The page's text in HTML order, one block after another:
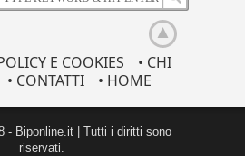
E COOKIES
• CHI
• CONTATTI • HOME
- Biponline.it | Tutti i diritti sono
riservati.